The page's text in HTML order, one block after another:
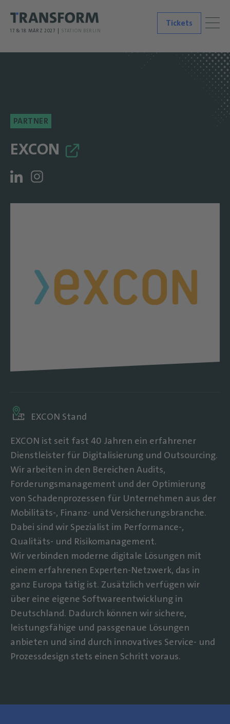
17. & 18. MÄRZ 2027 STATION BERLIN
Tickets
PARTNER
EXCON
EXCON Stand
EXCON ist seit fast 40 Jahren ein erfahrener
Dienstleister für Digitalisierung und Outsourcing.
Wir arbeiten in den Bereichen Audits,
Forderungsmanagement und der Optimierung
von Schadenprozessen für Unternehmen aus der
Mobilitäts-, Finanz- und Versicherungsbranche.
Dabei sind wir Spezialist im Performance-,
Qualitäts- und Risikomanagement.
Wir verbinden moderne digitale Lösungen mit
einem erfahrenen Experten-Netzwerk, das in
ganz Europa tätig ist. Zusätzlich verfügen wir
über eine eigene Softwareentwicklung in
Deutschland. Dadurch können wir sichere,
leistungsfähige und passgenaue Lösungen
anbieten und sind durch innovatives Service- und
Prozessdesign stets einen Schritt voraus.